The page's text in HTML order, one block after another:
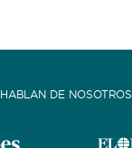
HABLAN DE NOSOTROS